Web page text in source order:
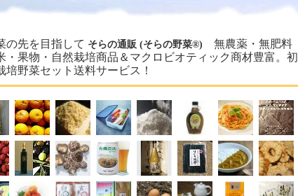
の先を目指して そらの通販 (そらの野菜®)
無農薬・無肥料
・果物・自然栽培商品＆マクロビオティック商材豊富。初
培野菜セット送料サービス！